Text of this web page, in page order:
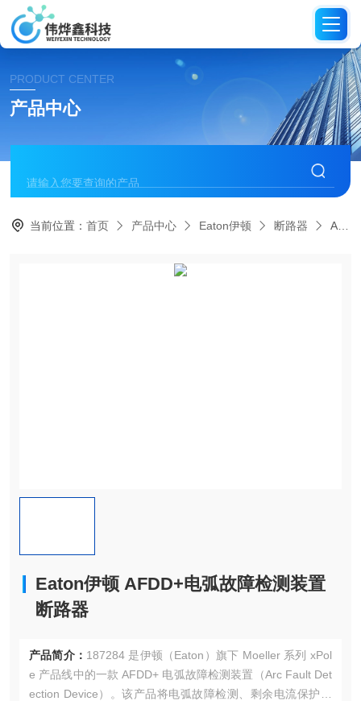
PRODUCT CENTER
产品中心
当前位置：首页 产品中心 Eaton伊顿 断路器 AFDD-32/2/B/003-FEaton伊顿 AFDD+电弧故障检测装置断路器
Eaton伊顿 AFDD+电弧故障检测装置
断路器
产品简介： 187284 是伊顿（Eaton）旗下 Moeller 系列 xPol
e 产品线中的一款 AFDD+ 电弧故障检测装置（Arc Fault Det
ection Device）。该产品将电弧故障检测、剩余电流保护与